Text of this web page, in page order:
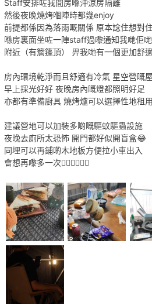
Staff安排咗我間房喺沖涼房隔離
然後夜晚燒烤嗰陣時都幾enjoy
前提都係因為落雨嘅關係 原本諗住想對
喺房裏面坐咗一陣staff過嚟通知我哋佢
附近（有簷篷頂） 畀我哋有一個更加舒
房內環境乾淨而且舒適有冷氣 星空營嘅
早上採光好好 夜晚房內嘅燈都照明好足
亦都有準備廚具 燒烤爐可以選擇性地租
建議營地可以加裝多啲嘅驅蚊驅蟲設施
夜晚去廁所太恐怖 開門都好似開盲盒😂
同埋可以再鋪啲木地板方便拉小車出入
會想再嚟多一次👍🏻👍🏻👍🏻